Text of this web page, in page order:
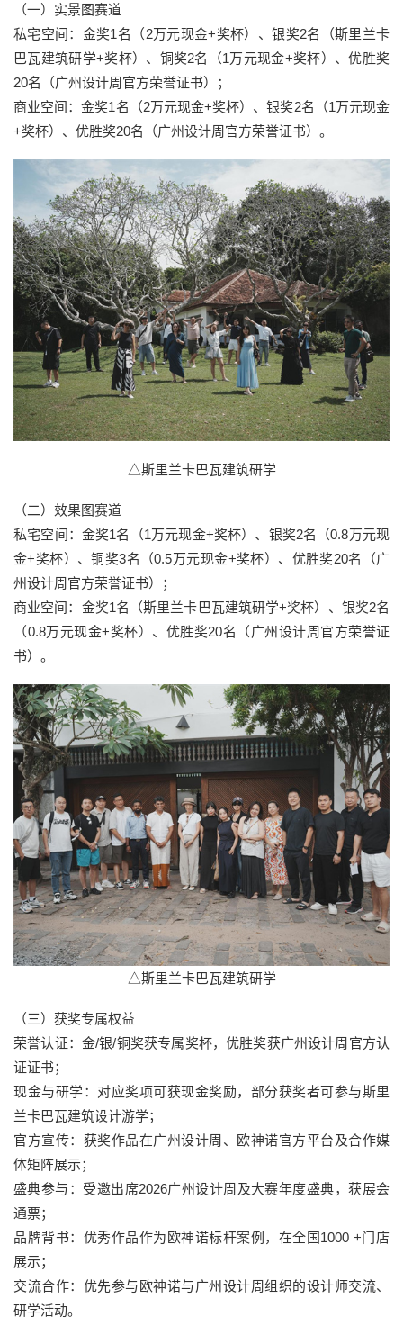
（一）实景图赛道
私宅空间：金奖1名（2万元现金+奖杯）、银奖2名（斯里兰卡
巴瓦建筑研学+奖杯）、铜奖2名（1万元现金+奖杯）、优胜奖
20名（广州设计周官方荣誉证书）；
商业空间：金奖1名（2万元现金+奖杯）、银奖2名（1万元现金
+奖杯）、优胜奖20名（广州设计周官方荣誉证书）。
△斯里兰卡巴瓦建筑研学
（二）效果图赛道
私宅空间：金奖1名（1万元现金+奖杯）、银奖2名（0.8万元现
金+奖杯）、铜奖3名（0.5万元现金+奖杯）、优胜奖20名（广
州设计周官方荣誉证书）；
商业空间：金奖1名（斯里兰卡巴瓦建筑研学+奖杯）、银奖2名
（0.8万元现金+奖杯）、优胜奖20名（广州设计周官方荣誉证
书）。
△斯里兰卡巴瓦建筑研学
（三）获奖专属权益
荣誉认证：金/银/铜奖获专属奖杯，优胜奖获广州设计周官方认
证证书；
现金与研学：对应奖项可获现金奖励，部分获奖者可参与斯里
兰卡巴瓦建筑设计游学；
官方宣传：获奖作品在广州设计周、欧神诺官方平台及合作媒
体矩阵展示；
盛典参与：受邀出席2026广州设计周及大赛年度盛典，获展会
通票；
品牌背书：优秀作品作为欧神诺标杆案例，在全国1000 +门店
展示；
交流合作：优先参与欧神诺与广州设计周组织的设计师交流、
研学活动。